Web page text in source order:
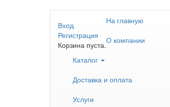
Вход
Регистрация
Корзина пуста.
На главную
О компании
Каталог
Доставка и оплата
Услуги